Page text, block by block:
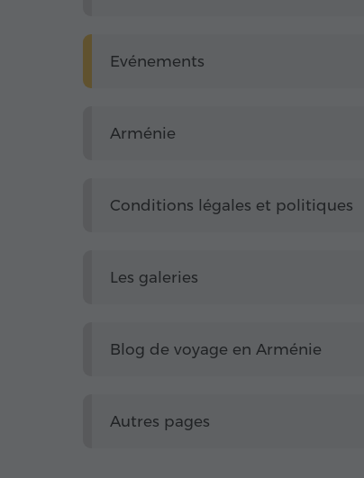
Evénements
Arménie
Conditions légales et politiques
Les galeries
Blog de voyage en Arménie
Autres pages